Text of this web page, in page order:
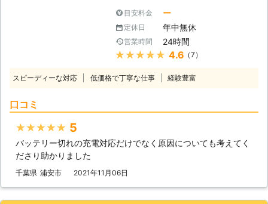
ているかもしれません。車は放ってお
いても自然放電をおこなっているの
で、勝手にバッテリー内の電気は消耗
していきます。そのため、長いこと車
せるだけの電力が無くなってしまうの
んな原因がある 車の放置だけではな
原因があります。下記に紹介していき
目安料金 ー
定休日 年中無休
営業時間 24時間
★★★★★ 4.6 （7）
スピーディーな対応 低価格で丁寧な仕事 経験豊富
口コミ
★★★★★ 5
バッテリー切れの充電対応だけでなく原因についても考えてく
ださり助かりました
千葉県 浦安市 2021年11月06日